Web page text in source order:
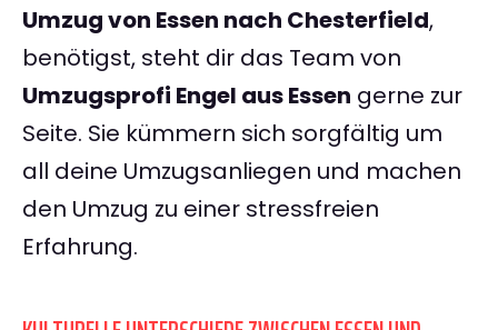
Umzug von Essen nach Chesterfield,
benötigst, steht dir das Team von
Umzugsprofi Engel aus Essen gerne zur
Seite. Sie kümmern sich sorgfältig um
all deine Umzugsanliegen und machen
den Umzug zu einer stressfreien
Erfahrung.